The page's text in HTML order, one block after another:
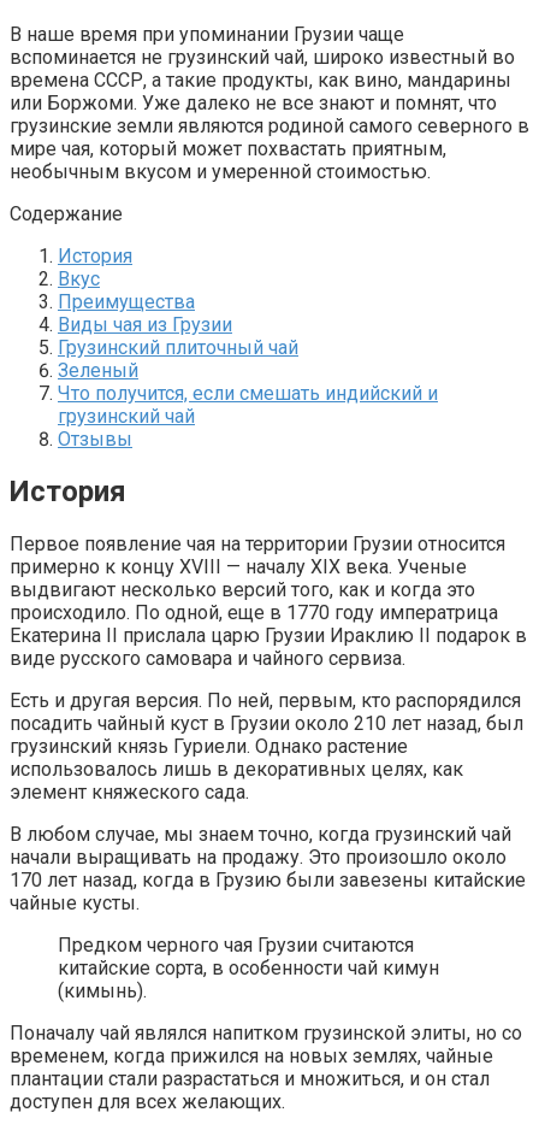
В наше время при упоминании Грузии чаще
вспоминается не грузинский чай, широко известный во
времена СССР, а такие продукты, как вино, мандарины
или Боржоми. Уже далеко не все знают и помнят, что
грузинские земли являются родиной самого северного в
мире чая, который может похвастать приятным,
необычным вкусом и умеренной стоимостью.
Содержание
История
Вкус
Преимущества
Виды чая из Грузии
Грузинский плиточный чай
Зеленый
Что получится, если смешать индийский и
грузинский чай
Отзывы
История
Первое появление чая на территории Грузии относится
примерно к концу XVIII — началу XIX века. Ученые
выдвигают несколько версий того, как и когда это
происходило. По одной, еще в 1770 году императрица
Екатерина II прислала царю Грузии Ираклию II подарок в
виде русского самовара и чайного сервиза.
Есть и другая версия. По ней, первым, кто распорядился
посадить чайный куст в Грузии около 210 лет назад, был
грузинский князь Гуриели. Однако растение
использовалось лишь в декоративных целях, как
элемент княжеского сада.
В любом случае, мы знаем точно, когда грузинский чай
начали выращивать на продажу. Это произошло около
170 лет назад, когда в Грузию были завезены китайские
чайные кусты.
Предком черного чая Грузии считаются
китайские сорта, в особенности чай кимун
(кимынь).
Поначалу чай являлся напитком грузинской элиты, но со
временем, когда прижился на новых землях, чайные
плантации стали разрастаться и множиться, и он стал
доступен для всех желающих.